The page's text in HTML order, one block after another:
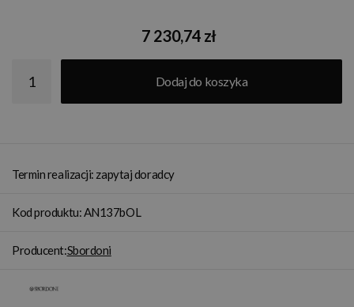
7 230,74 zł
Dodaj do koszyka
Termin realizacji: zapytaj doradcy
Kod produktu: AN137bOL
Producent:Sbordoni